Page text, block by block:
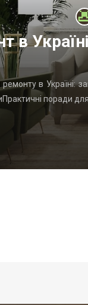
в
ремонту в Україні:
поради